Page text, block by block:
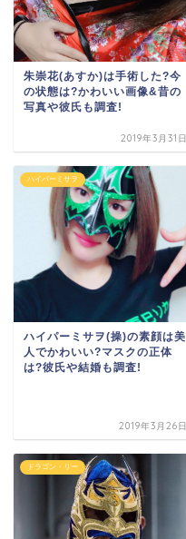
朱崇花(あすか)は手術した?今
の状態は?かわいい画像&昔の
写真や彼氏も調査!
2019年3月31日
ハイパーミサヲ
ハイパーミサヲ(操)の素顔は美
人でかわいい?マスクの正体
は?彼氏や結婚も調査!
2019年3月26日
ドラゴン・リー